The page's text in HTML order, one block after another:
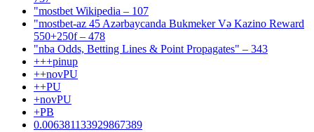
"mostbet Wikipedia – 107
"mostbet-az 45 Azərbaycanda Bukmeker Və Kazino Reward
550+250f – 478
"nba Odds, Betting Lines & Point Propagates" – 343
+++pinup
++novPU
++PU
+novPU
+PB
0.006381133929867389